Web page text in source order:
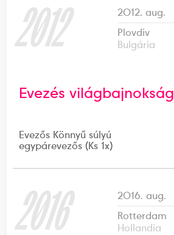
2012
2012. aug.
Plovdiv
Bulgária
Evezés világbajnokság
Evezős Könnyű súlyú
egypárevezős (Ks 1x)
2016
2016. aug.
Rotterdam
Hollandia